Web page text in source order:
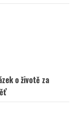
o životě za